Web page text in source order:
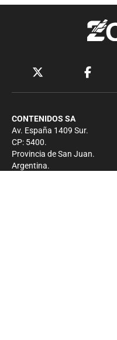
CONTENIDOS SA
Av. España 1409 Sur.
CP: 5400.
Provincia de San Juan.
Argentina.